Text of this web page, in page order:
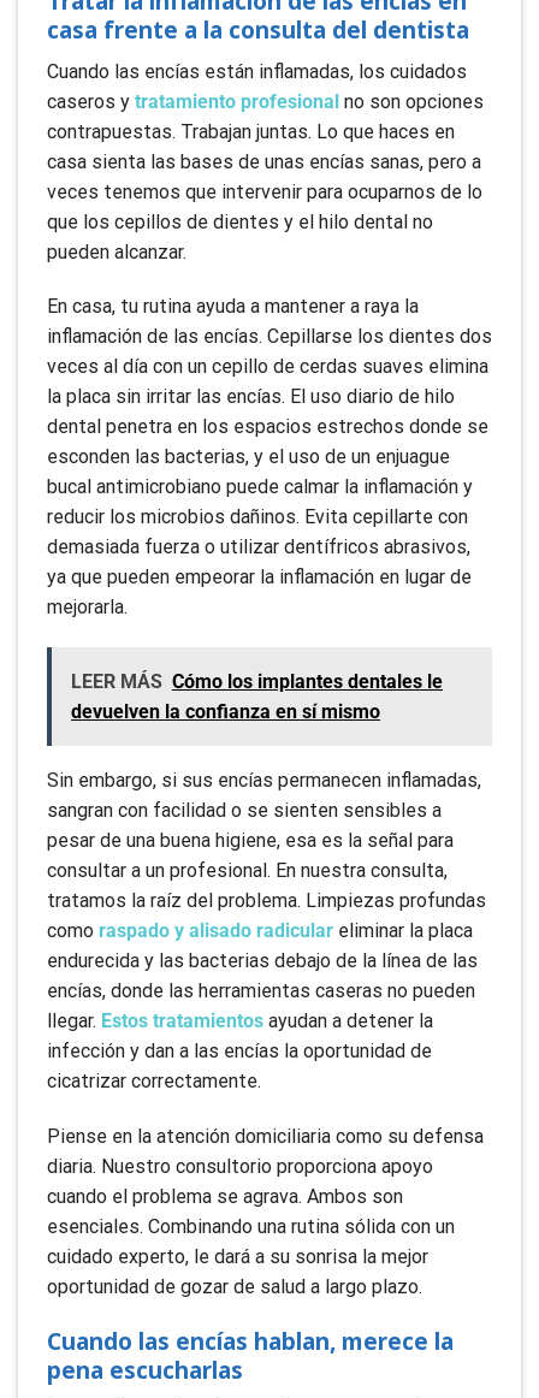
casa frente a la consulta del dentista
Cuando las encías están inflamadas, los cuidados
caseros y tratamiento profesional no son opciones
contrapuestas. Trabajan juntas. Lo que haces en
casa sienta las bases de unas encías sanas, pero a
veces tenemos que intervenir para ocuparnos de lo
que los cepillos de dientes y el hilo dental no
pueden alcanzar.
En casa, tu rutina ayuda a mantener a raya la
inflamación de las encías. Cepillarse los dientes dos
veces al día con un cepillo de cerdas suaves elimina
la placa sin irritar las encías. El uso diario de hilo
dental penetra en los espacios estrechos donde se
esconden las bacterias, y el uso de un enjuague
bucal antimicrobiano puede calmar la inflamación y
reducir los microbios dañinos. Evita cepillarte con
demasiada fuerza o utilizar dentífricos abrasivos,
ya que pueden empeorar la inflamación en lugar de
mejorarla.
LEER MÁS Cómo los implantes dentales le
devuelven la confianza en sí mismo
Sin embargo, si sus encías permanecen inflamadas,
sangran con facilidad o se sienten sensibles a
pesar de una buena higiene, esa es la señal para
consultar a un profesional. En nuestra consulta,
tratamos la raíz del problema. Limpiezas profundas
como raspado y alisado radicular eliminar la placa
endurecida y las bacterias debajo de la línea de las
encías, donde las herramientas caseras no pueden
llegar. Estos tratamientos ayudan a detener la
infección y dan a las encías la oportunidad de
cicatrizar correctamente.
Piense en la atención domiciliaria como su defensa
diaria. Nuestro consultorio proporciona apoyo
cuando el problema se agrava. Ambos son
esenciales. Combinando una rutina sólida con un
cuidado experto, le dará a su sonrisa la mejor
oportunidad de gozar de salud a largo plazo.
Cuando las encías hablan, merece la
pena escucharlas